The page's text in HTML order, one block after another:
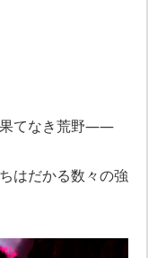
果てなき荒野――
はだかる数々の強